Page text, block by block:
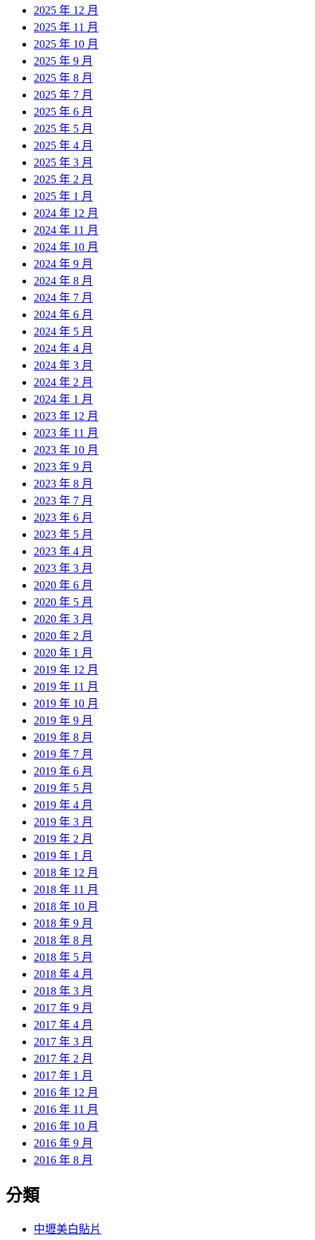
2025 年 12 月
2025 年 11 月
2025 年 10 月
2025 年 9 月
2025 年 8 月
2025 年 7 月
2025 年 6 月
2025 年 5 月
2025 年 4 月
2025 年 3 月
2025 年 2 月
2025 年 1 月
2024 年 12 月
2024 年 11 月
2024 年 10 月
2024 年 9 月
2024 年 8 月
2024 年 7 月
2024 年 6 月
2024 年 5 月
2024 年 4 月
2024 年 3 月
2024 年 2 月
2024 年 1 月
2023 年 12 月
2023 年 11 月
2023 年 10 月
2023 年 9 月
2023 年 8 月
2023 年 7 月
2023 年 6 月
2023 年 5 月
2023 年 4 月
2023 年 3 月
2020 年 6 月
2020 年 5 月
2020 年 3 月
2020 年 2 月
2020 年 1 月
2019 年 12 月
2019 年 11 月
2019 年 10 月
2019 年 9 月
2019 年 8 月
2019 年 7 月
2019 年 6 月
2019 年 5 月
2019 年 4 月
2019 年 3 月
2019 年 2 月
2019 年 1 月
2018 年 12 月
2018 年 11 月
2018 年 10 月
2018 年 9 月
2018 年 8 月
2018 年 5 月
2018 年 4 月
2018 年 3 月
2017 年 9 月
2017 年 4 月
2017 年 3 月
2017 年 2 月
2017 年 1 月
2016 年 12 月
2016 年 11 月
2016 年 10 月
2016 年 9 月
2016 年 8 月
分類
中壢美白貼片